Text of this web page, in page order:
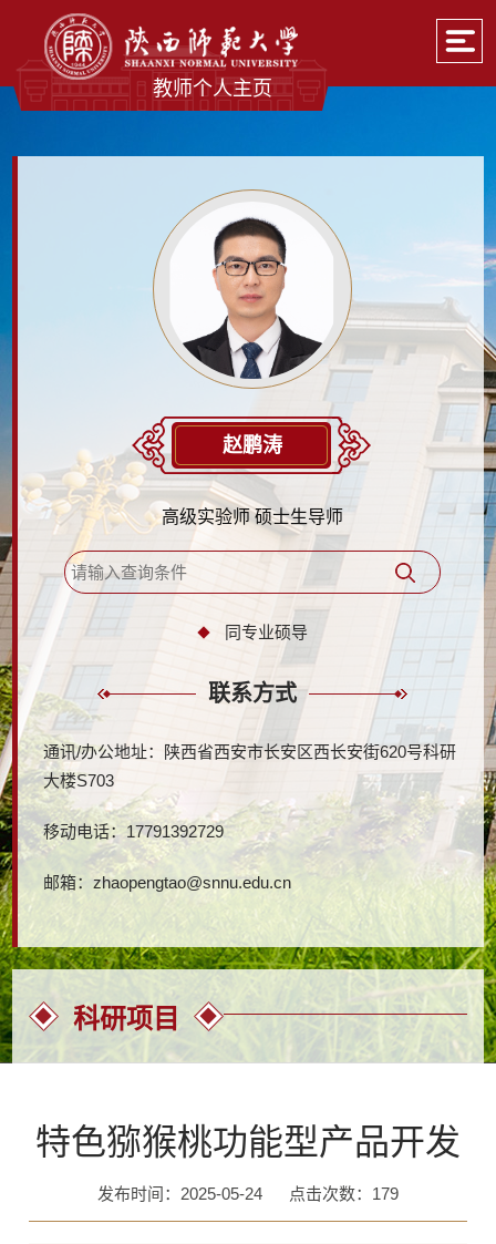
教师个人主页
赵鹏涛
高级实验师 硕士生导师
同专业硕导
联系方式
通讯/办公地址：
陕西省西安市长安区西长安街620号科研
大楼S703
移动电话：17791392729
邮箱：zhaopengtao@snnu.edu.cn
科研项目
特色猕猴桃功能型产品开发
发布时间：2025-05-24 点击次数： 179